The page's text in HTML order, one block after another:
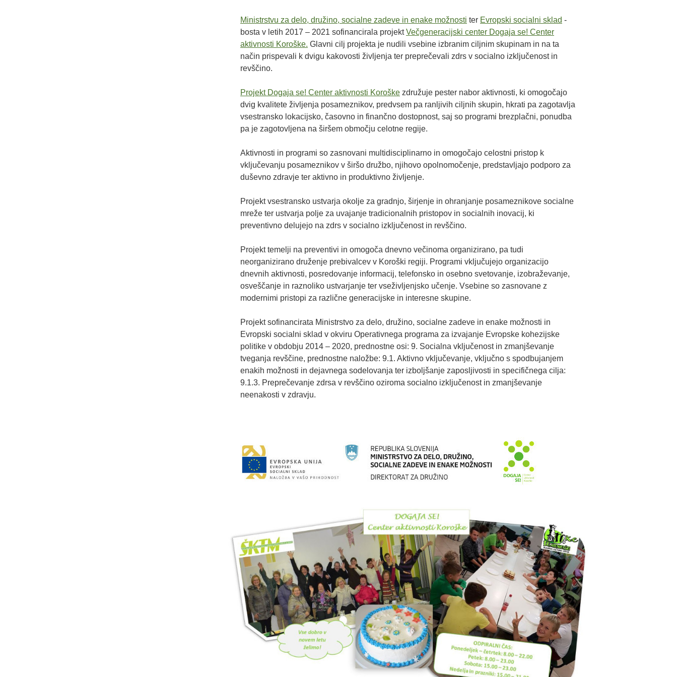
Ministrstvu za delo, družino, socialne zadeve in enake možnosti ter Evropski socialni sklad -
bosta v letih 2017 – 2021 sofinancirala projektVečgeneracijski center Dogaja se! Center
aktivnosti Koroške. Glavni cilj projekta je nudili vsebine izbranim ciljnim skupinam in na ta
način prispevali k dvigu kakovosti življenja ter preprečevali zdrs v socialno izključenost in
revščino.
Projekt Dogaja se! Center aktivnosti Koroške združuje pester nabor aktivnosti, ki omogočajo
dvig kvalitete življenja posameznikov, predvsem pa ranljivih ciljnih skupin, hkrati pa zagotavlja
vsestransko lokacijsko, časovno in finančno dostopnost, saj so programi brezplačni, ponudba
pa je zagotovljena na širšem območju celotne regije.
Aktivnosti in programi so zasnovani multidisciplinarno in omogočajo celostni pristop k
vključevanju posameznikov v širšo družbo, njihovo opolnomočenje, predstavljajo podporo za
duševno zdravje ter aktivno in produktivno življenje.
Projekt vsestransko ustvarja okolje za gradnjo, širjenje in ohranjanje posameznikove socialne
mreže ter ustvarja polje za uvajanje tradicionalnih pristopov in socialnih inovacij, ki
preventivno delujejo na zdrs v socialno izključenost in revščino.
Projekt temelji na preventivi in omogoča dnevno večinoma organizirano, pa tudi
neorganizirano druženje prebivalcev v Koroški regiji. Programi vključujejo organizacijo
dnevnih aktivnosti, posredovanje informacij, telefonsko in osebno svetovanje, izobraževanje,
osveščanje in raznoliko ustvarjanje ter vseživljenjsko učenje. Vsebine so zasnovane z
modernimi pristopi za različne generacijske in interesne skupine.
Projekt sofinancirata Ministrstvo za delo, družino, socialne zadeve in enake možnosti in
Evropski socialni sklad v okviru Operativnega programa za izvajanje Evropske kohezijske
politike v obdobju 2014 – 2020, prednostne osi: 9. Socialna vključenost in zmanjševanje
tveganja revščine, prednostne naložbe: 9.1. Aktivno vključevanje, vključno s spodbujanjem
enakih možnosti in dejavnega sodelovanja ter izboljšanje zaposljivosti in specifičnega cilja:
9.1.3. Preprečevanje zdrsa v revščino oziroma socialno izključenost in zmanjševanje
neenakosti v zdravju.